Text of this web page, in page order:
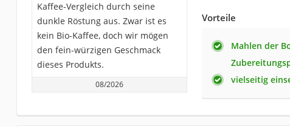
Kaffee-Vergleich durch seine
dunkle Röstung aus. Zwar ist es
kein Bio-Kaffee, doch wir mögen
den fein-würzigen Geschmack
dieses Produkts.
08/2026
Vorteile
Mahlen der
vielseitig